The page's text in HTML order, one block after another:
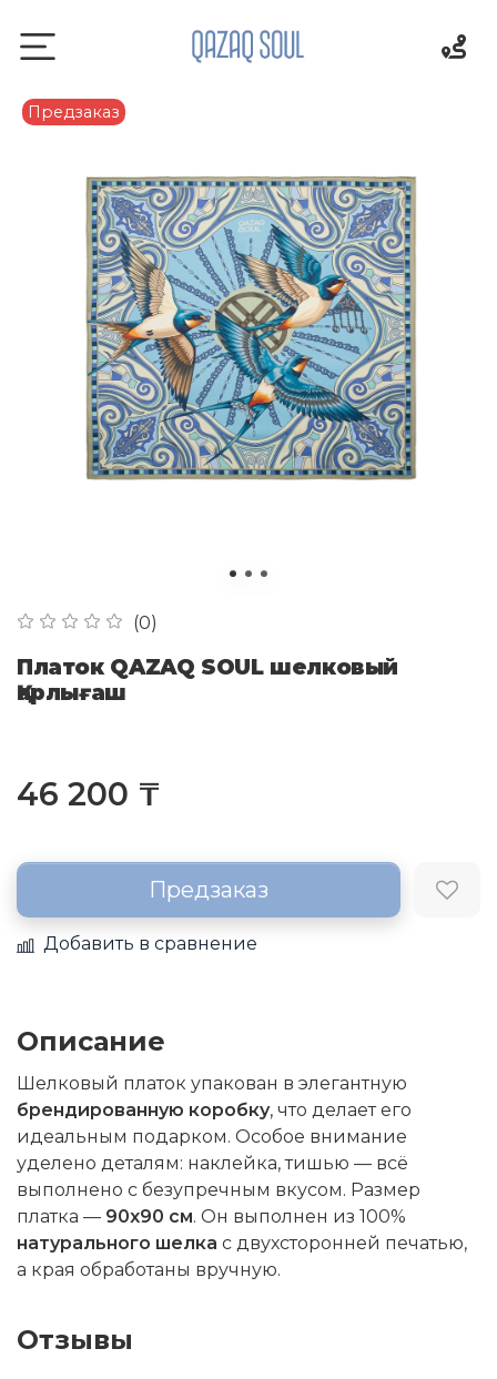
Предзаказ
(0)
Платок QAZAQ SOUL шелковый
Қарлығаш
46 200 ₸
Предзаказ
Добавить в сравнение
Описание
Шелковый платок упакован в элегантную
брендированную коробку, что делает его
идеальным подарком. Особое внимание
уделено деталям: наклейка, тишью — всё
выполнено с безупречным вкусом. Размер
платка — 90x90 см. Он выполнен из 100%
натурального шелка с двухсторонней печатью,
а края обработаны вручную.
Отзывы